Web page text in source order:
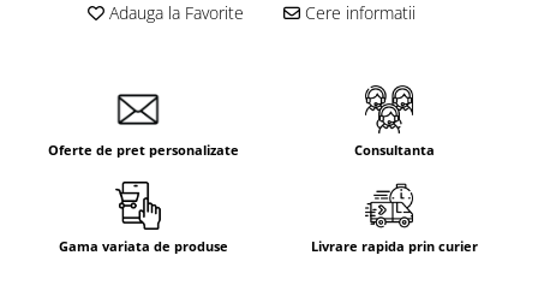
Întrerupătoare Mecanice
Prize Schuko - TV / Date / Media
Living Now With Netatmo
Adauga la Favorite Cere informatii
Oferte de pret personalizate Consultanta
Gama variata de produse Livrare rapida prin curier